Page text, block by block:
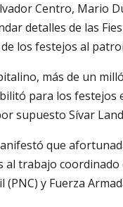
Centro, Mario
detalles de las
los festejos al
más de un
para los festejos
supuesto Sívar
que
trabajo coordinado
(PNC) y Fuerza